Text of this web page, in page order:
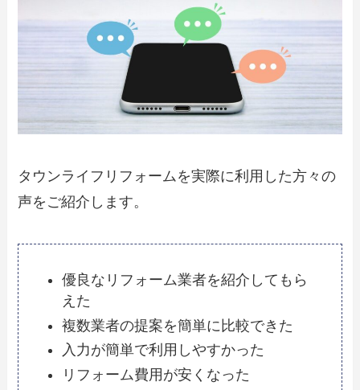
タウンライフリフォームを実際に利用した方々の
声をご紹介します。
優良なリフォーム業者を紹介してもら
えた
複数業者の提案を簡単に比較できた
入力が簡単で利用しやすかった
リフォーム費用が安くなった